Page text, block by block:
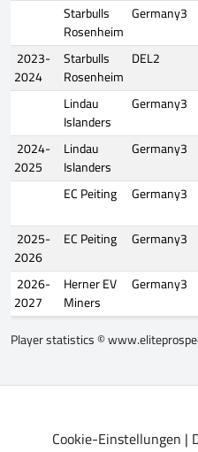
Starbulls
Rosenheim
Germany3
2023-
2024
Starbulls
Rosenheim
DEL2
Lindau
Islanders
Germany3
2024-
2025
Lindau
Islanders
Germany3
EC Peiting
Germany3
2025-
2026
EC Peiting Germany3
2026-
2027
Herner EV
Miners
Germany3
Player statistics ©
Cookie-Einstellungen |